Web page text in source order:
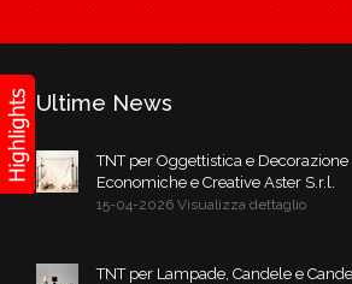
Ultime News
TNT per Oggettistica e
Economiche e Creative Aster S.r.l.
15-04-2026 Visualizza dettaglio
TNT per Lampade, Candele e